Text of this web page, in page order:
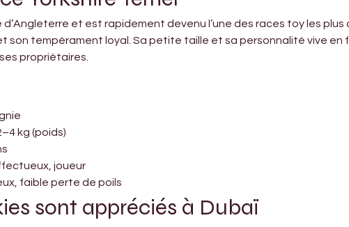
d’Angleterre et est rapidement devenu l’une des races toy les
son tempérament loyal. Sa petite taille et sa personnalité vive en
propriétaires.
kg (poids)
joueur
faible perte de poils
sont appréciés à Dubaï